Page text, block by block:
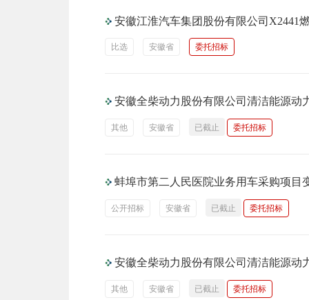
安徽江淮汽车集团股份有限公司X2441
比选 安徽省 委托招标
安徽全柴动力股份有限公司清洁能源动
其他 安徽省 已截止 委托招标
蚌埠市第二人民医院业务用车采购项目
公开招标 安徽省 已截止 委托招标
安徽全柴动力股份有限公司清洁能源动
其他 安徽省 已截止 委托招标